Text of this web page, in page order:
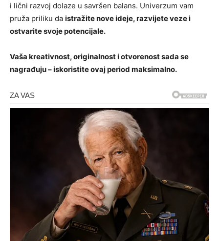
i lični razvoj dolaze u savršen balans. Univerzum vam
pruža priliku da istražite nove ideje, razvijete veze i
ostvarite svoje potencijale.
Vaša kreativnost, originalnost i otvorenost sada se
nagrađuju – iskoristite ovaj period maksimalno.